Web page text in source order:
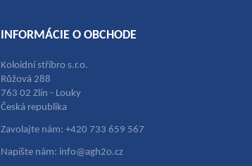
INFORMÁCIE O OBCHODE
Koloidní stříbro s.r.o.
Růžová 288
763 02 Zlín - Louky
Česká republika
Zavolajte nám: +420 733 659 567
Napíšte nám: info@agh2o.cz